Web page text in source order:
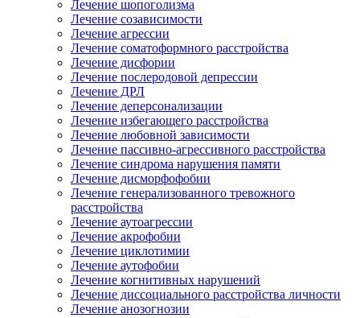
Лечение шопоголизма
Лечение созависимости
Лечение агрессии
Лечение соматоформного расстройства
Лечение дисфории
Лечение послеродовой депрессии
Лечение ДРЛ
Лечение деперсонализации
Лечение избегающего расстройства
Лечение любовной зависимости
Лечение пассивно-агрессивного расстройства
Лечение синдрома нарушения памяти
Лечение дисморфофобии
Лечение генерализованного тревожного
расстройства
Лечение аутоагрессии
Лечение акрофобии
Лечение циклотимии
Лечение аутофобии
Лечение когнитивных нарушений
Лечение диссоциального расстройства личности
Лечение анозогнозии